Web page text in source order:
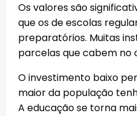
Os valores são
que os de escolas
preparatórios. Muitas
parcelas que cabem no
O investimento baixo
maior da população
A educação se torna